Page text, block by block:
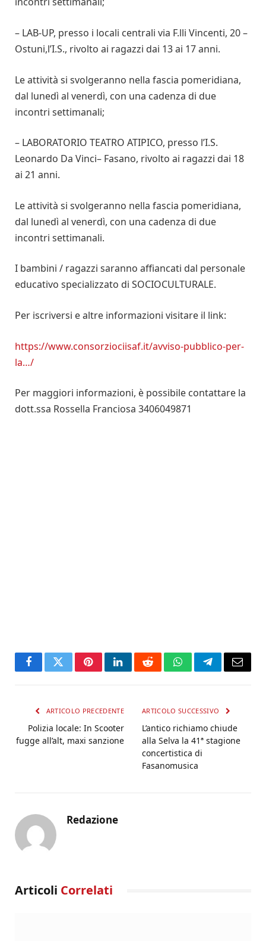
– LAB-UP, presso i locali centrali via F.lli Vincenti, 20 –
Ostuni,l’I.S., rivolto ai ragazzi dai 13 ai 17 anni.
Le attività si svolgeranno nella fascia pomeridiana,
dal lunedì al venerdì, con una cadenza di due
incontri settimanali;
– LABORATORIO TEATRO ATIPICO, presso l’I.S.
Leonardo Da Vinci– Fasano, rivolto ai ragazzi dai 18
ai 21 anni.
Le attività si svolgeranno nella fascia pomeridiana,
dal lunedì al venerdì, con una cadenza di due
incontri settimanali.
I bambini / ragazzi saranno affiancati dal personale
educativo specializzato di SOCIOCULTURALE.
Per iscriversi e altre informazioni visitare il link:
https://www.consorziociisaf.it/avviso-pubblico-per-
la…/
Per maggiori informazioni, è possibile contattare la
dott.ssa Rossella Franciosa 3406049871
FacebookTwitterPinterestLinkedInRedditWhatsAppTelegramEmail
ARTICOLO PRECEDENTE
Polizia locale: In Scooter
fugge all’alt, maxi sanzione
ARTICOLO SUCCESSIVO
L’antico richiamo chiude
alla Selva la 41ª stagione
concertistica di
Fasanomusica
Redazione
Articoli Correlati